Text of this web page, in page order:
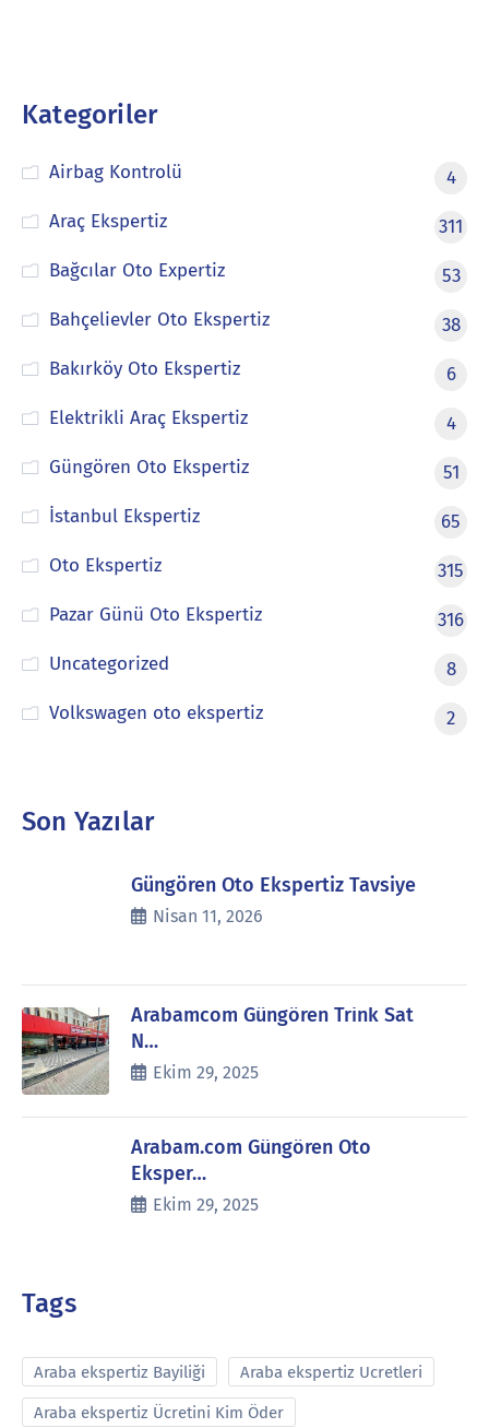
Kategoriler
Airbag Kontrolü
4
Araç Ekspertiz
311
Bağcılar Oto Expertiz
53
Bahçelievler Oto Ekspertiz
38
Bakırköy Oto Ekspertiz
6
Elektrikli Araç Ekspertiz
4
Güngören Oto Ekspertiz
51
İstanbul Ekspertiz
65
Oto Ekspertiz
315
Pazar Günü Oto Ekspertiz
316
Uncategorized
8
Volkswagen oto ekspertiz
2
Son Yazılar
Güngören Oto Ekspertiz Tavsiye
Nisan 11, 2026
Arabamcom Güngören Trink Sat
N…
Ekim 29, 2025
Arabam.com Güngören Oto
Eksper…
Ekim 29, 2025
Tags
Araba ekspertiz Bayiliği Araba ekspertiz Ucretleri
Araba ekspertiz Ücretini Kim Öder